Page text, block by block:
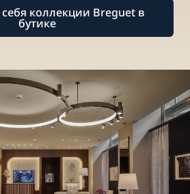
коллекции Breguet в
бутике